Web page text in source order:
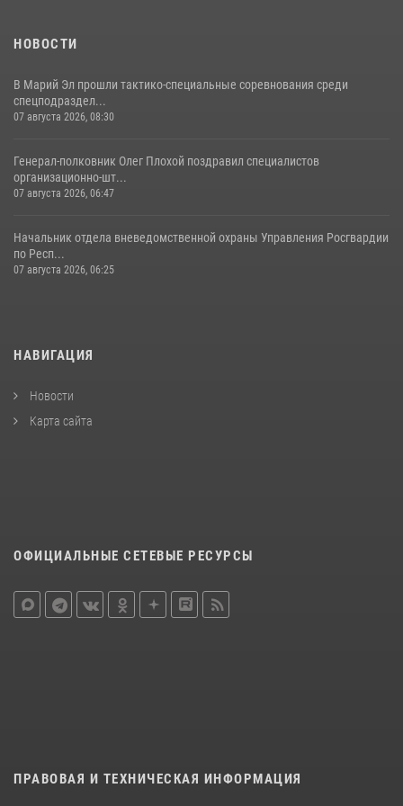
28 июля 2026, 11:52
НОВОСТИ
В Марий Эл прошли тактико-специальные соревнования среди
спецподраздел...
07 августа 2026, 08:30
Генерал-полковник Олег Плохой поздравил специалистов
организационно-шт...
07 августа 2026, 06:47
Начальник отдела вневедомственной охраны Управления Росгвардии
по Респ...
07 августа 2026, 06:25
НАВИГАЦИЯ
Новости
Карта сайта
ОФИЦИАЛЬНЫЕ СЕТЕВЫЕ РЕСУРСЫ
ПРАВОВАЯ И ТЕХНИЧЕСКАЯ ИНФОРМАЦИЯ